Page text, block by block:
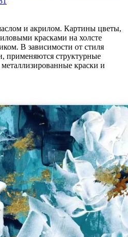
и акрилом. Картины цветы,
красками на холсте
В зависимости от стиля
применяются структурные
краски и